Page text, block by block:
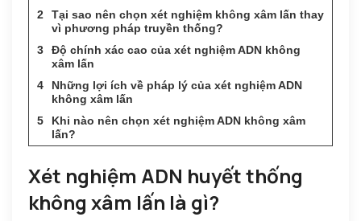
Tại sao nên chọn xét nghiệm không xâm lấn thay
vì phương pháp truyền thống?
Độ chính xác cao của xét nghiệm ADN không
xâm lấn
Những lợi ích về pháp lý của xét nghiệm ADN
không xâm lấn
Khi nào nên chọn xét nghiệm ADN không xâm
lấn?
Xét nghiệm ADN huyết thống
không xâm lấn là gì?